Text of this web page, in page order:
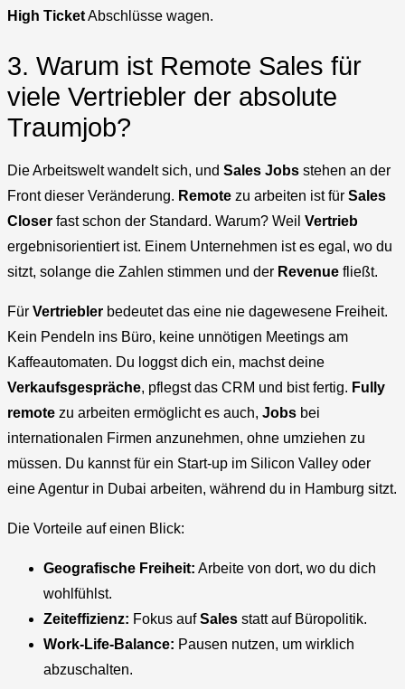
High TicketAbschlüsse wagen.
3. Warum ist Remote Sales für
viele Vertriebler der absolute
Traumjob?
Die Arbeitswelt wandelt sich, und Sales Jobs stehen an der
Front dieser Veränderung. Remote zu arbeiten ist für Sales
Closer fast schon der Standard. Warum? Weil Vertrieb
ergebnisorientiert ist. Einem Unternehmen ist es egal, wo du
sitzt, solange die Zahlen stimmen und der Revenue fließt.
Für Vertriebler bedeutet das eine nie dagewesene Freiheit.
Kein Pendeln ins Büro, keine unnötigen Meetings am
Kaffeautomaten. Du loggst dich ein, machst deine
Verkaufsgespräche, pflegst das CRM und bist fertig. Fully
remote zu arbeiten ermöglicht es auch, Jobs bei
internationalen Firmen anzunehmen, ohne umziehen zu
müssen. Du kannst für ein Start-up im Silicon Valley oder
eine Agentur in Dubai arbeiten, während du in Hamburg sitzt.
Die Vorteile auf einen Blick:
Geografische Freiheit: Arbeite von dort, wo du dich
wohlfühlst.
Zeiteffizienz: Fokus aufSales statt auf Büropolitik.
Work-Life-Balance: Pausen nutzen, um wirklich
abzuschalten.